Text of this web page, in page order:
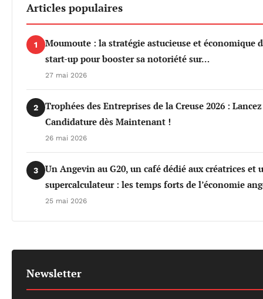
Articles populaires
1
Moumoute : la stratégie astucieuse et économique
start-up pour booster sa notoriété sur…
27 mai 2026
2
Trophées des Entreprises de la Creuse 2026 :
Candidature dès Maintenant !
26 mai 2026
3
Un Angevin au G20, un café dédié aux créatrices et
supercalculateur : les temps forts de l’économie
25 mai 2026
Newsletter